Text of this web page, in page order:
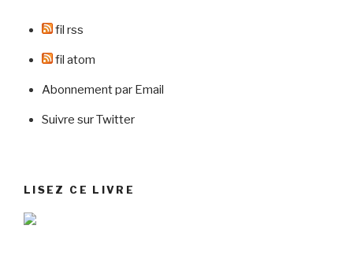
fil rss
fil atom
Abonnement par Email
Suivre sur Twitter
LISEZ CE LIVRE